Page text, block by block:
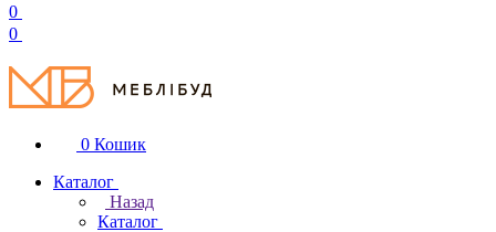
0
0
0 Кошик
Каталог
Назад
Каталог